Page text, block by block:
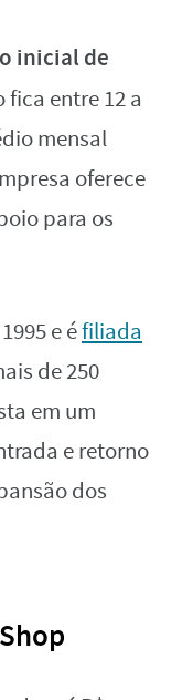
inicial de
entre 12 a
mensal
oferece
para os
e éfiliada
de 250
em um
e retorno
dos